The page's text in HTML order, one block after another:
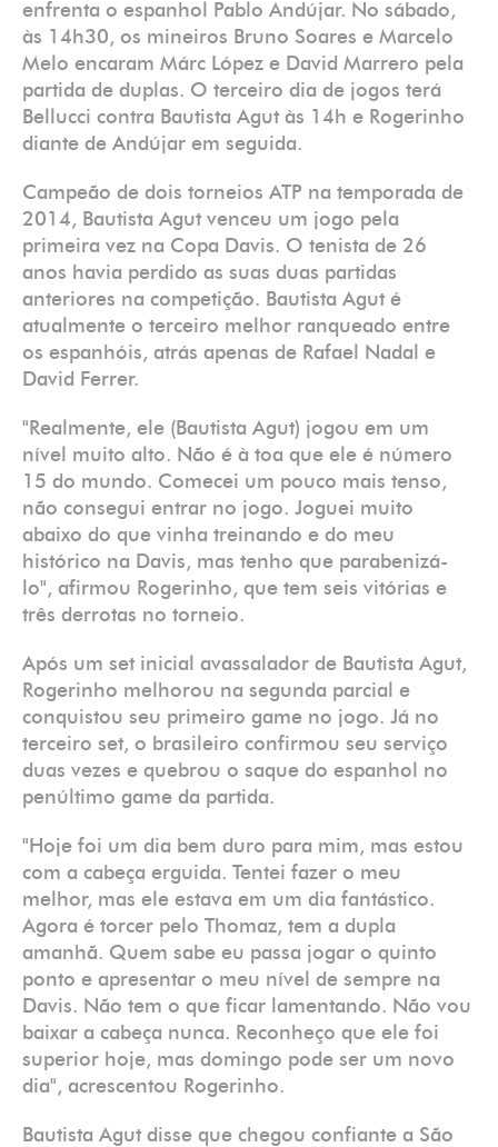
enfrenta o espanhol Pablo Andújar. No sábado,
às 14h30, os mineiros Bruno Soares e Marcelo
Melo encaram Márc López e David Marrero pela
partida de duplas. O terceiro dia de jogos terá
Bellucci contra Bautista Agut às 14h e Rogerinho
diante de Andújar em seguida.
Campeão de dois torneios ATP na temporada de
2014, Bautista Agut venceu um jogo pela
primeira vez na Copa Davis. O tenista de 26
anos havia perdido as suas duas partidas
anteriores na competição. Bautista Agut é
atualmente o terceiro melhor ranqueado entre
os espanhóis, atrás apenas de Rafael Nadal e
David Ferrer.
"Realmente, ele (Bautista Agut) jogou em um
nível muito alto. Não é à toa que ele é número
15 do mundo. Comecei um pouco mais tenso,
não consegui entrar no jogo. Joguei muito
abaixo do que vinha treinando e do meu
histórico na Davis, mas tenho que parabenizá-
lo", afirmou Rogerinho, que tem seis vitórias e
três derrotas no torneio.
Após um set inicial avassalador de Bautista Agut,
Rogerinho melhorou na segunda parcial e
conquistou seu primeiro game no jogo. Já no
terceiro set, o brasileiro confirmou seu serviço
duas vezes e quebrou o saque do espanhol no
penúltimo game da partida.
"Hoje foi um dia bem duro para mim, mas estou
com a cabeça erguida. Tentei fazer o meu
melhor, mas ele estava em um dia fantástico.
Agora é torcer pelo Thomaz, tem a dupla
amanhã. Quem sabe eu passa jogar o quinto
ponto e apresentar o meu nível de sempre na
Davis. Não tem o que ficar lamentando. Não vou
baixar a cabeça nunca. Reconheço que ele foi
superior hoje, mas domingo pode ser um novo
dia", acrescentou Rogerinho.
Bautista Agut disse que chegou confiante a São